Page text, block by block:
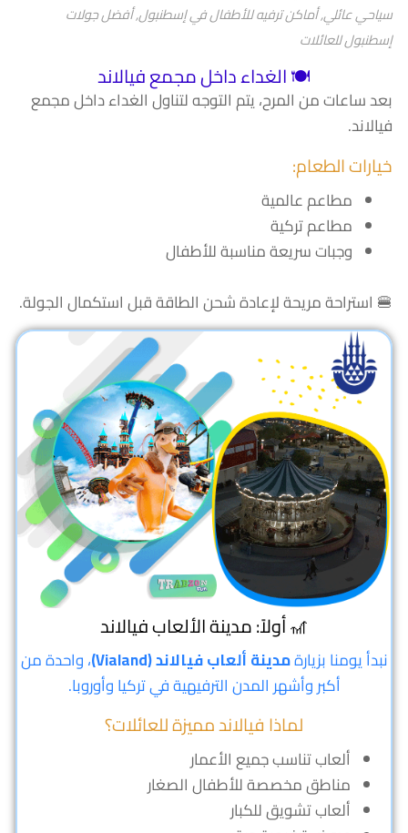
🎢 أولاً: مدينة الألعاب فيالاند
نبدأ يومنا بزيارةمدينة ألعاب فيالاند (Vialand)
، واحدة من
أكبر وأشهر المدن الترفيهية في تركيا وأوروبا.
لماذا فيالاند مميزة للعائلات؟
ألعاب تناسب جميع الأعمار
مناطق مخصصة للأطفال الصغار
ألعاب تشويق للكبار
سياحي عائلي, أماكن ترفيه للأطفال في إسطنبول, أفضل جولات
إسطنبول للعائلات
🍽️ الغداء داخل مجمع فيالاند
بعد ساعات من المرح، يتم التوجه لتناول الغداء داخل مجمع
فيالاند.
خيارات الطعام:
مطاعم عالمية
مطاعم تركية
وجبات سريعة مناسبة للأطفال
🍔 استراحة مريحة لإعادة شحن الطاقة قبل استكمال الجولة.